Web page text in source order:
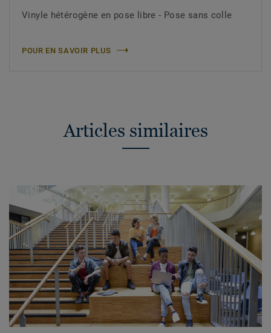
Vinyle hétérogène en pose libre - Pose sans colle
POUR EN SAVOIR PLUS
Articles similaires